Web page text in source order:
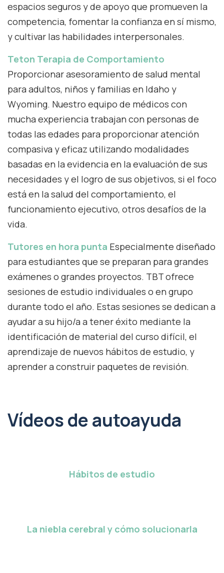
espacios seguros y de apoyo que promueven la
competencia, fomentar la confianza en sí mismo,
y cultivar las habilidades interpersonales.
Teton Terapia de Comportamiento
Proporcionar asesoramiento de salud mental
para adultos, niños y familias en Idaho y
Wyoming. Nuestro equipo de médicos con
mucha experiencia trabajan con personas de
todas las edades para proporcionar atención
compasiva y eficaz utilizando modalidades
basadas en la evidencia en la evaluación de sus
necesidades y el logro de sus objetivos, si el foco
está en la salud del comportamiento, el
funcionamiento ejecutivo, otros desafíos de la
vida.
Tutores en hora punta Especialmente diseñado
para estudiantes que se preparan para grandes
exámenes o grandes proyectos. TBT ofrece
sesiones de estudio individuales o en grupo
durante todo el año. Estas sesiones se dedican a
ayudar a su hijo/a a tener éxito mediante la
identificación de material del curso difícil, el
aprendizaje de nuevos hábitos de estudio, y
aprender a construir paquetes de revisión.
Vídeos de autoayuda
Hábitos de estudio
La niebla cerebral y cómo solucionarla